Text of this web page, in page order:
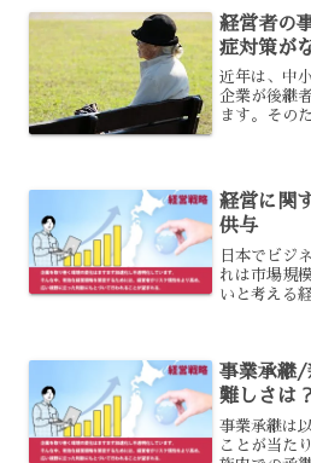
経営者の
症対策が
近年は、中
企業が後継
ます。その
要とされる
経営に関
供与
日本でビジ
れは市場規
いと考える
ておくこと
事業承継/
難しさは
事業承継は
ことが当た